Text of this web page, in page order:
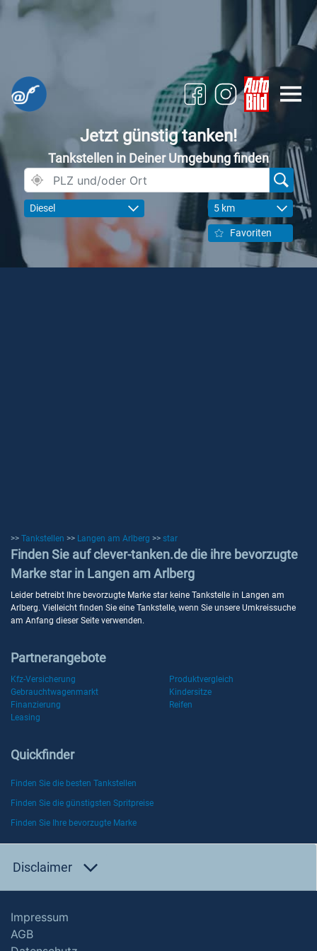
Jetzt günstig tanken!
Tankstellen in Deiner Umgebung finden
Diesel 5 km
Favoriten
>> Tankstellen >> Langen am Arlberg >> star
Finden Sie auf clever-tanken.de die ihre bevorzugte
Marke star in Langen am Arlberg
Leider betreibt Ihre bevorzugte Marke star keine Tankstelle in Langen am
Arlberg. Vielleicht finden Sie eine Tankstelle, wenn Sie unsere Umkreissuche
am Anfang dieser Seite verwenden.
Partnerangebote
Kfz-Versicherung
Produktvergleich
Gebrauchtwagenmarkt
Kindersitze
Finanzierung
Reifen
Leasing
Quickfinder
Finden Sie die besten Tankstellen
Finden Sie die günstigsten Spritpreise
Finden Sie Ihre bevorzugte Marke
Disclaimer
Impressum
AGB